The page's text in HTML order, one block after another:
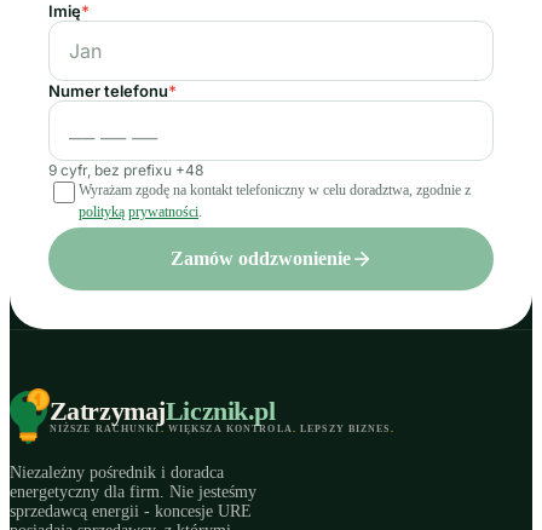
Imię*
Numer telefonu*
9 cyfr, bez prefixu +48
Wyrażam zgodę na kontakt telefoniczny w celu doradztwa, zgodnie z
polityką prywatności.
Zamów oddzwonienie
ZatrzymajLicznik.pl
NIŻSZE RACHUNKI. WIĘKSZA KONTROLA. LEPSZY BIZNES .
Niezależny pośrednik i doradca
energetyczny dla firm. Nie jesteśmy
sprzedawcą energii - koncesje URE